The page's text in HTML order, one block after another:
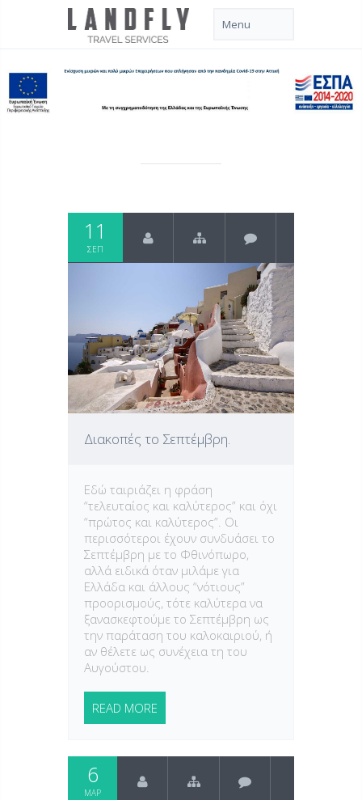
11
ΣΕΠ
Διακοπές το Σεπτέμβρη.
Εδώ ταιριάζει η φράση
“τελευταίος και καλύτερος” και όχι
“πρώτος και καλύτερος”. Οι
περισσότεροι έχουν συνδυάσει το
Σεπτέμβρη με το Φθινόπωρο,
αλλά ειδικά όταν μιλάμε για
Ελλάδα και άλλους “νότιους”
προορισμούς, τότε καλύτερα να
ξανασκεφτούμε το Σεπτέμβρη ως
την παράταση του καλοκαιριού, ή
αν θέλετε ως συνέχεια τη του
Αυγούστου.
READ MORE
6
ΜΑΡ